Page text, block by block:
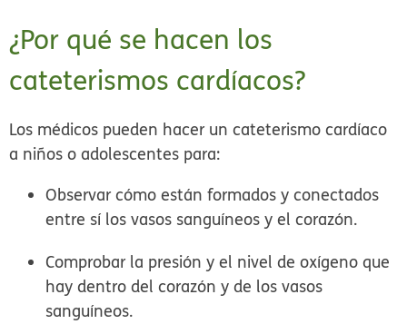
¿Por qué se hacen los
cateterismos cardíacos?
Los médicos pueden hacer un cateterismo cardíaco
a niños o adolescentes para:
Observar cómo están formados y conectados
entre sí los vasos sanguíneos y el corazón.
Comprobar la presión y el nivel de oxígeno que
hay dentro del corazón y de los vasos
sanguíneos.